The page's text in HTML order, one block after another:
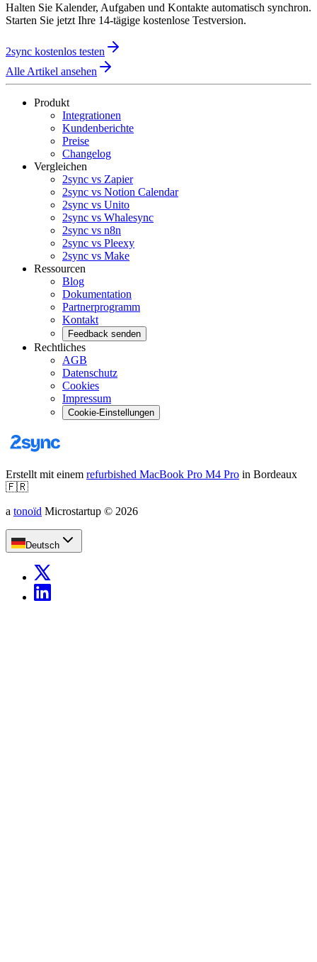
Halten Sie Kalender, Aufgaben und Kontakte automatisch synchron.
Starten Sie jetzt Ihre 14-tägige kostenlose Testversion.
2sync kostenlos testen
Alle Artikel ansehen
Produkt
Integrationen
Kundenberichte
Preise
Changelog
Vergleichen
2sync vs Zapier
2sync vs Notion Calendar
2sync vs Unito
2sync vs Whalesync
2sync vs n8n
2sync vs Pleexy
2sync vs Make
Ressourcen
Blog
Dokumentation
Partnerprogramm
Kontakt
Feedback senden
Rechtliches
AGB
Datenschutz
Cookies
Impressum
Cookie-Einstellungen
Erstellt mit einem refurbished MacBook Pro M4 Pro in Bordeaux
🇫🇷
a tonoïd Microstartup © 2026
Deutsch